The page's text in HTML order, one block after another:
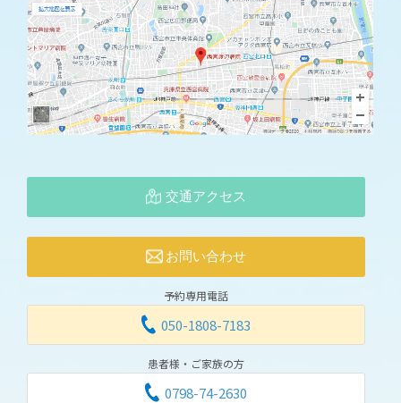
交通アクセス
お問い合わせ
予約専用電話
050-1808-7183
患者様・ご家族の方
0798-74-2630